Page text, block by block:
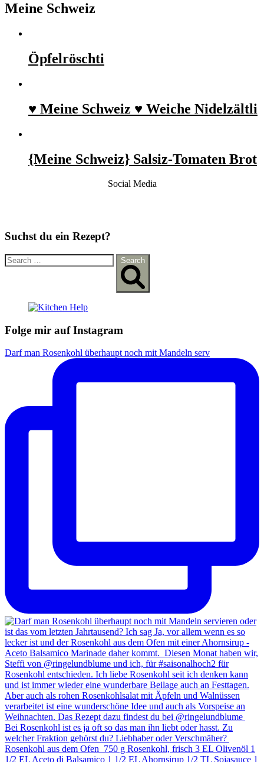
Meine Schweiz
Öpfelröschti
♥ Meine Schweiz ♥ Weiche Nidelzältli
{Meine Schweiz} Salsiz-Tomaten Brot
Social Media
Suchst du ein Rezept?
Search
for:
Search
Folge mir auf Instagram
Darf man Rosenkohl überhaupt noch mit Mandeln serv